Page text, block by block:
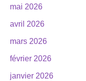
mai 2026
avril 2026
mars 2026
février 2026
janvier 2026